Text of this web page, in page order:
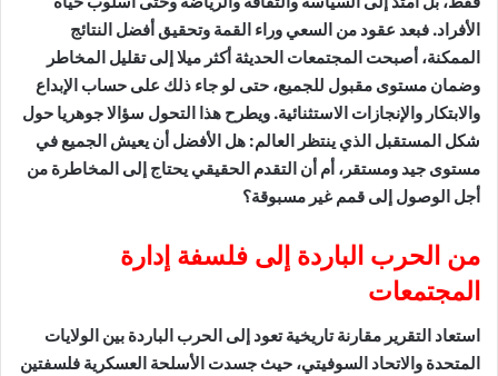
الأفراد. فبعد عقود من السعي وراء القمة وتحقيق أفضل النتائج
الممكنة، أصبحت المجتمعات الحديثة أكثر ميلا إلى تقليل المخاطر
وضمان مستوى مقبول للجميع، حتى لو جاء ذلك على حساب الإبداع
والابتكار والإنجازات الاستثنائية. ويطرح هذا التحول سؤالا جوهريا حول
شكل المستقبل الذي ينتظر العالم: هل الأفضل أن يعيش الجميع في
مستوى جيد ومستقر، أم أن التقدم الحقيقي يحتاج إلى المخاطرة من
أجل الوصول إلى قمم غير مسبوقة؟
من الحرب الباردة إلى فلسفة إدارة
المجتمعات
استعاد التقرير مقارنة تاريخية تعود إلى الحرب الباردة بين الولايات
المتحدة والاتحاد السوفيتي، حيث جسدت الأسلحة العسكرية فلسفتين